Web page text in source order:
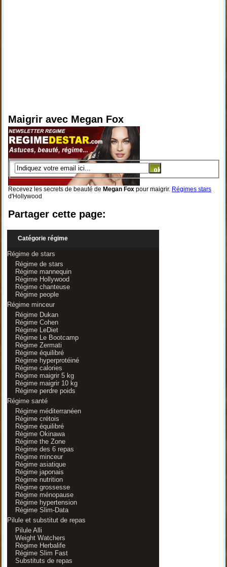
Maigrir avec Megan Fox
Recevez les secrets de beauté de Megan Foxpour maigrir. Régimes stars
d'Hollywood
Partager cette page:
Catégorie régime
Régime de stars
Régime de stars
Régime mannequin
Régime Hollywood
Régime chanteuse
Régime people
Régime minceur
Régime Dukan
Régime Cohen
Régime LeDiet
Régime Le Bootcamp
Régime Zermati
Régime équilibré
Régime hyperprotéiné
Régime calories
Régime maigrir 5 kg
Régime maigrir 10 kg
Régime perdre poids
Régime santé
Régime méditerranéen
Régime crétois
Régime équilibré
Régime Okinawa
Régime the Zone
Régime des 6 repas
Régime minceur
Régime asiatique
Régime japonais
Régime nutrition
Régime grossesse
Régime ménopause
Régime hypertension
Régime Slim-Data
Pilule et substitut de repas
Pilule Alli
Weight Watchers
Régime Herbalife
Régime Slim Fast
Substituts de repas